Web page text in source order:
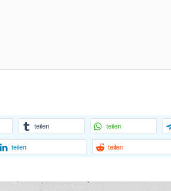
teilen teilen
teilen teilen